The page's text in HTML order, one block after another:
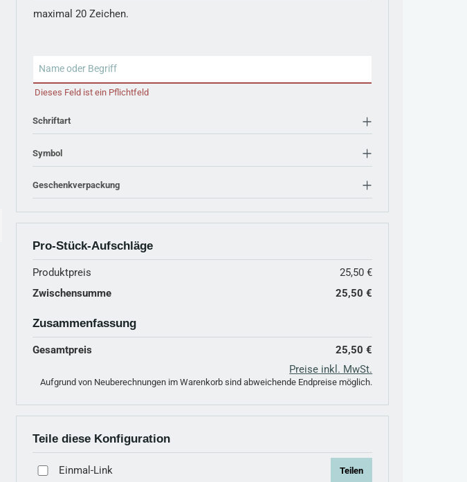
maximal 20 Zeichen.
Dieses Feld ist ein Pflichtfeld
Schriftart
Symbol
Geschenkverpackung
Pro-Stück-Aufschläge
Produktpreis
25,50 €
Zwischensumme
25,50 €
Zusammenfassung
Gesamtpreis
25,50 €
Preise inkl. MwSt.
Aufgrund von Neuberechnungen im Warenkorb sind abweichende Endpreise möglich.
Teile diese Konfiguration
Einmal-Link Teilen